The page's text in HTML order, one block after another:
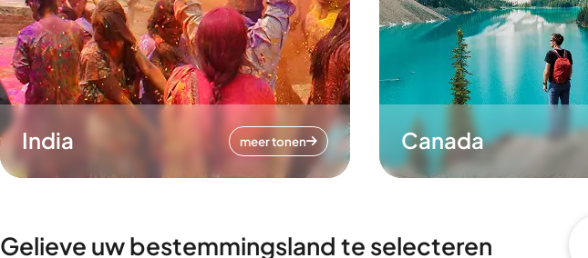
India meer tonen Canada
Gelieve uw bestemmingsland te selecteren